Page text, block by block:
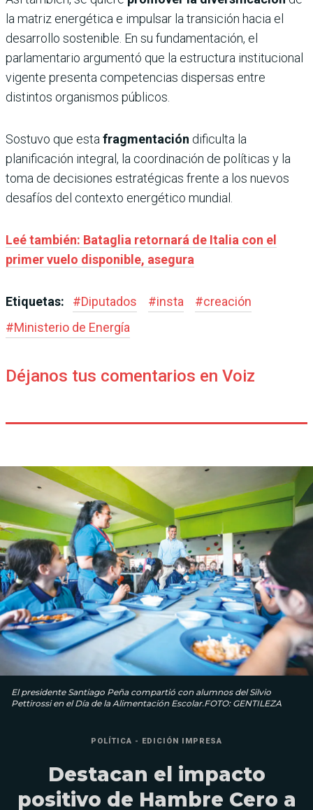
la matriz energética e impulsar la transición hacia el
desarrollo sostenible. En su fundamentación, el
parlamentario argumentó que la estructura institucional
vigente presenta competencias dispersas entre
distintos organismos públicos.
Sostuvo que esta fragmentación dificulta la
planificación integral, la coordinación de políticas y la
toma de decisiones estratégicas frente a los nuevos
desafíos del contexto energético mundial.
Leé también: Bataglia retornará de Italia con el
primer vuelo disponible, asegura
Etiquetas: #Diputados #insta #creación
#Ministerio de Energía
Déjanos tus comentarios en Voiz
El presidente Santiago Peña compartió con alumnos del Silvio
Pettirossi en el Día de la Alimentación Escolar.FOTO: GENTILEZA
POLÍTICA - EDICIÓN IMPRESA
Destacan el impacto
positivo de Hambre Cero a